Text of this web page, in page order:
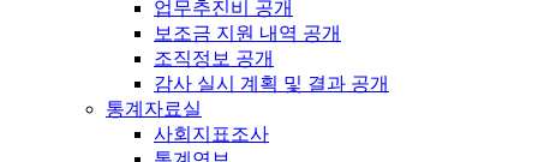
업무추진비 공개
보조금 지원 내역 공개
조직정보 공개
감사 실시 계획 및 결과 공개
통계자료실
사회지표조사